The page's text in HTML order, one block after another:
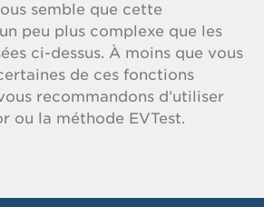
semble que cette
peu plus complexe que les
ci-dessus. À moins que vous
de ces fonctions
recommandons d’utiliser
ou la méthode EVTest.